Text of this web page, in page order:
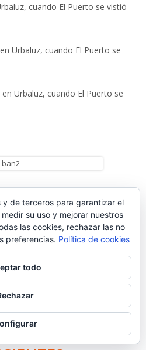
cuando El Puerto se vistió
en Urbaluz, cuando El Puerto se
en Urbaluz, cuando El Puerto se
y de terceros para garantizar el
su uso y mejorar nuestros
las cookies, rechazar las no
preferencias. Política de cookies
todo